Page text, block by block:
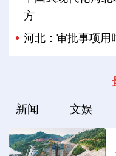
方
河北：审批事项用
新闻 文娱